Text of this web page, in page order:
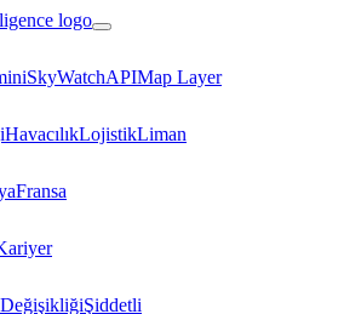
SkyWatchAPIMap Layer
HavacılıkLojistikLiman
Fransa
Şiddetli